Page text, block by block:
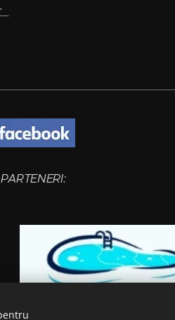
PARTENERI: